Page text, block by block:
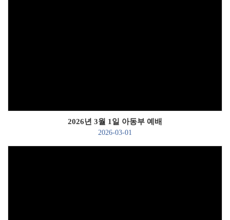
2026년 3월 1일 아동부 예배
2026-03-01